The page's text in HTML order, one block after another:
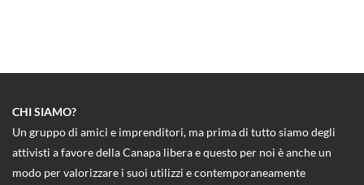
CHI SIAMO?
Un gruppo di amici e imprenditori, ma prima di tutto siamo degli
attivisti a favore della Canapa libera e questo per noi è anche un
modo per valorizzare i suoi utilizzi e contemporaneamente